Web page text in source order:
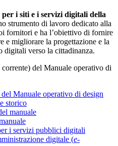
i siti e i servizi digitali della
strumento di lavoro dedicato alla
fornitori e ha l’obiettivo di fornire
e migliorare la progettazione e la
digitali verso la cittadinanza.
del Manuale operativo di
Manuale operativo di design
storico
manuale
i servizi pubblici digitali
digitale (e-